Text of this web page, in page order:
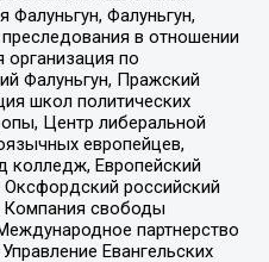
Фалуньгун,
в отношении
организация по
Фалуньгун, Пражский
школ политических
Центр либеральной
европейцев,
колледж, Европейский
российский
свободы
партнерство
Евангельских